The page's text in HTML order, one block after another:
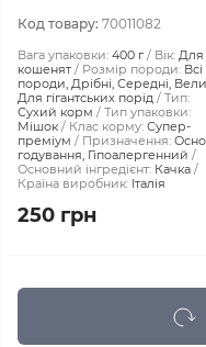
Код товару: 70011082
Вага упаковки: 400 г Вік: Для
кошенят
Розмір породи: Всі
породи, Дрібні, Середні,
Для гігантських порід
Тип:
Сухий корм
Тип упаковки:
Мішок
Клас корму: Супер-
преміум
Призначення:
годування, Гіпоалергенний
Основний інгредієнт: Качка
Країна виробник: Італія
250 грн